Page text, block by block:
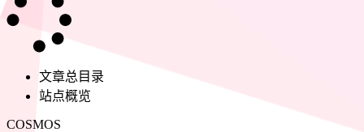
文章总目录
站点概览
COSMOS